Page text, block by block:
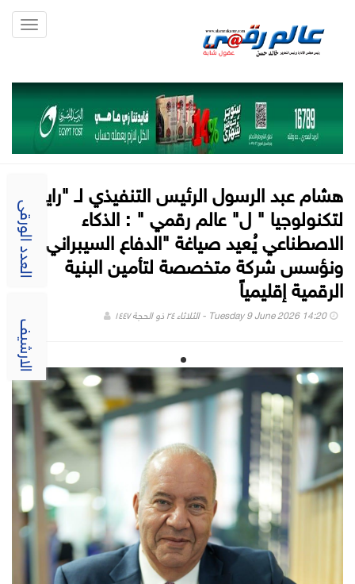
العدد الورقى
الارشيف
هشام عبد الرسول الرئيس التنفيذي لـ "راية
لتكنولوجيا " ل" عالم رقمي " : الذكاء
الاصطناعي يُعيد صياغة "الدفاع السيبراني"..
ونؤسس شركة متخصصة لتأمين البنية
الرقمية إقليمياً
Tuesday 9 June 2026 14:20 - الثلاثاء ٢٤ ذو الحجة ١٤٤٧